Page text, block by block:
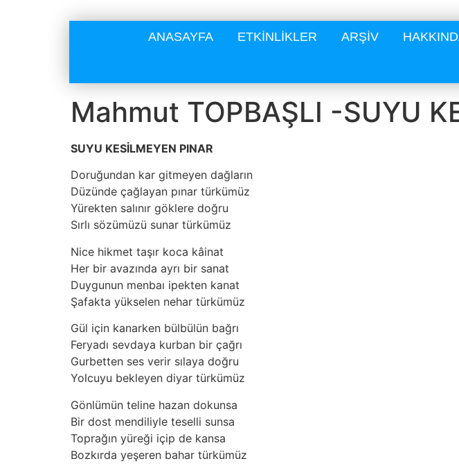
ANASAYFA ETKİNLİKLER ARŞİV
Mahmut TOPBAŞLI -SUYU
SUYU KESİLMEYEN PINAR
Doruğundan kar gitmeyen dağların
Düzünde çağlayan pınar türkümüz
Yürekten salınır göklere doğru
Sırlı sözümüzü sunar türkümüz
Nice hikmet taşır koca kâinat
Her bir avazında ayrı bir sanat
Duygunun menbaı ipekten kanat
Şafakta yükselen nehar türkümüz
Gül için kanarken bülbülün bağrı
Feryadı sevdaya kurban bir çağrı
Gurbetten ses verir sılaya doğru
Yolcuyu bekleyen diyar türkümüz
Gönlümün teline hazan dokunsa
Bir dost mendiliyle teselli sunsa
Toprağın yüreği içip de kansa
Bozkırda yeşeren bahar türkümüz